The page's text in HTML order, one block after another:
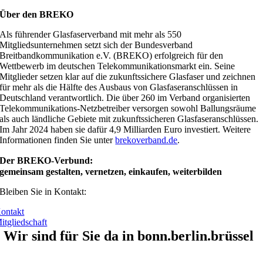
Über den BREKO
Als führender Glasfaserverband mit mehr als 550
Mitgliedsunternehmen setzt sich der Bundesverband
Breitbandkommunikation e.V. (BREKO) erfolgreich für den
Wettbewerb im deutschen Telekommunikationsmarkt ein. Seine
Mitglieder setzen klar auf die zukunftssichere Glasfaser und zeichnen
für mehr als die Hälfte des Ausbaus von Glasfaseranschlüssen in
Deutschland verantwortlich. Die über 260 im Verband organisierten
Telekommunikations-Netzbetreiber versorgen sowohl Ballungsräume
als auch ländliche Gebiete mit zukunftssicheren Glasfaseranschlüssen.
Im Jahr 2024 haben sie dafür 4,9 Milliarden Euro investiert. Weitere
Informationen finden Sie unterbrekoverband.de.
Der BREKO-Verbund:
gemeinsam gestalten, vernetzen, einkaufen, weiterbilden
Bleiben Sie in Kontakt:
Wir sind für Sie da in bonn.berlin.brüssel